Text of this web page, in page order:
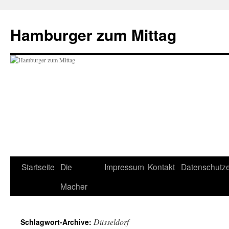
Hamburger zum Mittag
Zum
Startseite Die
Macher
Impressum Kontakt
Schlagwort-Archive: Düsseldorf